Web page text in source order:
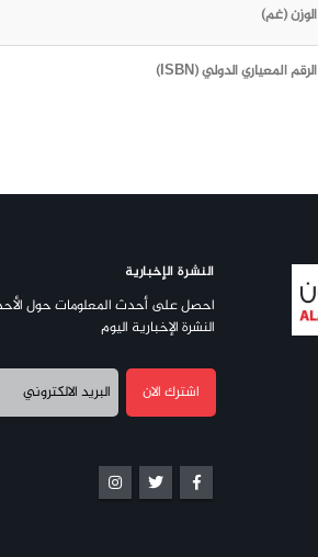
الوزن (غم)
الرقم المعياري الدولي (ISBN)
النشرة الإخبارية
احصل على أحدث المعلومات حول
النشرة الإخبارية اليوم